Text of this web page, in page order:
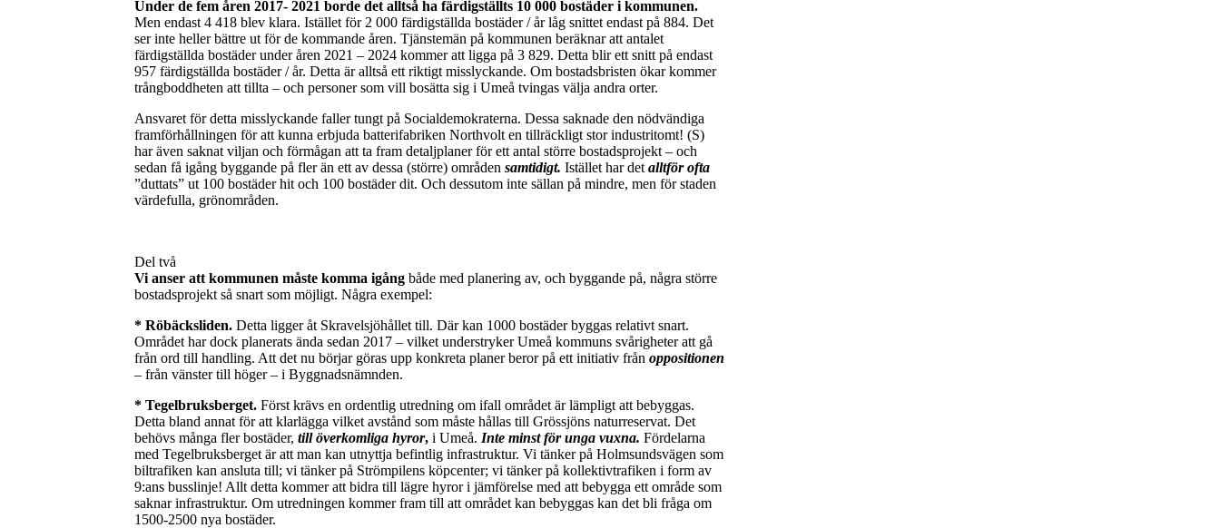
Under de fem åren 2017- 2021 borde det alltså ha färdigställts 10 000 bostäder i kommunen.
Men endast 4 418 blev klara. Istället för 2 000 färdigställda bostäder / år låg snittet endast på 884. Det
ser inte heller bättre ut för de kommande åren. Tjänstemän på kommunen beräknar att antalet
färdigställda bostäder under åren 2021 – 2024 kommer att ligga på 3 829. Detta blir ett snitt på endast
957 färdigställda bostäder / år. Detta är alltså ett riktigt misslyckande. Om bostadsbristen ökar kommer
trångboddheten att tillta – och personer som vill bosätta sig i Umeå tvingas välja andra orter.
Ansvaret för detta misslyckande faller tungt på Socialdemokraterna. Dessa saknade den nödvändiga
framförhållningen för att kunna erbjuda batterifabriken Northvolt en tillräckligt stor industritomt! (S)
har även saknat viljan och förmågan att ta fram detaljplaner för ett antal större bostadsprojekt – och
sedan få igång byggande på fler än ett av dessa (större) områden samtidigt. Istället har det alltför ofta
”duttats” ut 100 bostäder hit och 100 bostäder dit. Och dessutom inte sällan på mindre, men för staden
värdefulla, grönområden.
Del två
Vi anser att kommunen måste komma igångbåde med planering av, och byggande på, några större
bostadsprojekt så snart som möjligt. Några exempel:
* Röbäcksliden.Detta ligger åt Skravelsjöhållet till. Där kan 1000 bostäder byggas relativt snart.
Området har dock planerats ända sedan 2017 – vilket understryker Umeå kommuns svårigheter att gå
från ord till handling. Att det nu börjar göras upp konkreta planer beror på ett initiativ från oppositionen
– från vänster till höger – i Byggnadsnämnden.
* Tegelbruksberget.Först krävs en ordentlig utredning om ifall området är lämpligt att bebyggas.
Detta bland annat för att klarlägga vilket avstånd som måste hållas till Grössjöns naturreservat. Det
behövs många fler bostäder, till överkomliga hyror,i Umeå. Inte minst för unga vuxna. Fördelarna
med Tegelbruksberget är att man kan utnyttja befintlig infrastruktur. Vi tänker på Holmsundsvägen som
biltrafiken kan ansluta till; vi tänker på Strömpilens köpcenter; vi tänker på kollektivtrafiken i form av
9:ans busslinje! Allt detta kommer att bidra till lägre hyror i jämförelse med att bebygga ett område som
saknar infrastruktur. Om utredningen kommer fram till att området kan bebyggas kan det bli fråga om
1500-2500 nya bostäder.